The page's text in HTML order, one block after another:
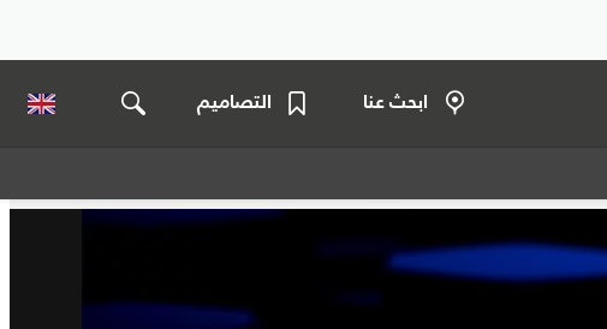
ابحث عنا التصاميم